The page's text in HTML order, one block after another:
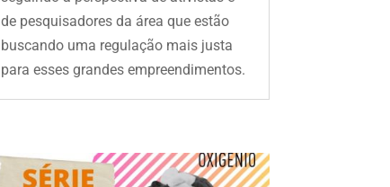
de pesquisadores da área que estão
buscando uma regulação mais justa
para esses grandes empreendimentos.